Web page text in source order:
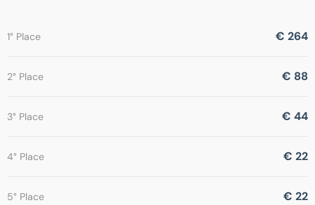
1° Place € 264
2° Place € 88
3° Place € 44
4° Place € 22
5° Place € 22